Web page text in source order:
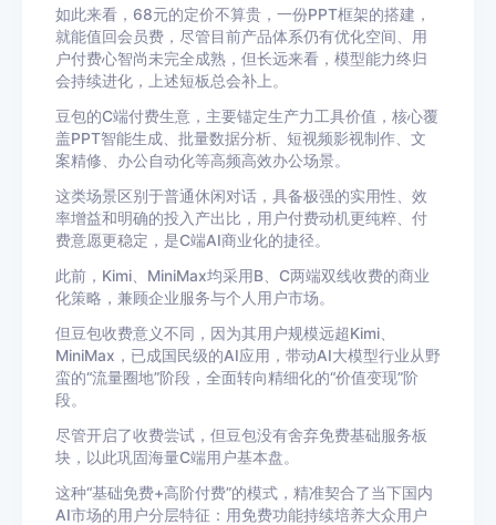
如此来看，68元的定价不算贵，一份PPT框架的搭建，
就能值回会员费，尽管目前产品体系仍有优化空间、用
户付费心智尚未完全成熟，但长远来看，模型能力终归
会持续进化，上述短板总会补上。
豆包的C端付费生意，主要锚定生产力工具价值，核心覆
盖PPT智能生成、批量数据分析、短视频影视制作、文
案精修、办公自动化等高频高效办公场景。
这类场景区别于普通休闲对话，具备极强的实用性、效
率增益和明确的投入产出比，用户付费动机更纯粹、付
费意愿更稳定，是C端AI商业化的捷径。
此前，Kimi、MiniMax均采用B、C两端双线收费的商业
化策略，兼顾企业服务与个人用户市场。
但豆包收费意义不同，因为其用户规模远超Kimi、
MiniMax，已成国民级的AI应用，带动AI大模型行业从野
蛮的“流量圈地”阶段，全面转向精细化的“价值变现”阶
段。
尽管开启了收费尝试，但豆包没有舍弃免费基础服务板
块，以此巩固海量C端用户基本盘。
这种“基础免费+高阶付费”的模式，精准契合了当下国内
AI市场的用户分层特征：用免费功能持续培养大众用户